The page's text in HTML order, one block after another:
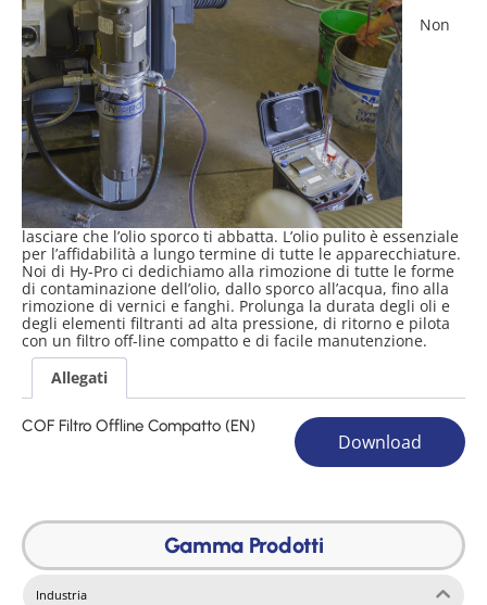
Gamma Prodotti
Industria
Non
lasciare che l’olio sporco ti abbatta. L’olio pulito è essenziale
per l’affidabilità a lungo termine di tutte le apparecchiature.
Noi di Hy-Pro ci dedichiamo alla rimozione di tutte le forme
di contaminazione dell’olio, dallo sporco all’acqua, fino alla
rimozione di vernici e fanghi. Prolunga la durata degli oli e
degli elementi filtranti ad alta pressione, di ritorno e pilota
con un filtro off-line compatto e di facile manutenzione.
Allegati
COF Filtro Offline Compatto (EN)
Download